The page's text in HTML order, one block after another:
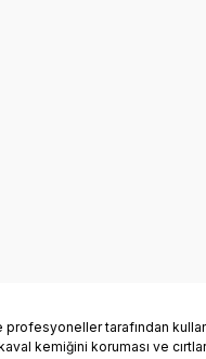
tarafından
kemiğini koruması ve